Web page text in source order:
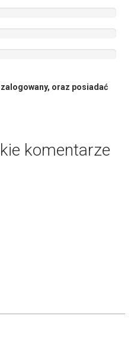
oraz posiadać
komentarze